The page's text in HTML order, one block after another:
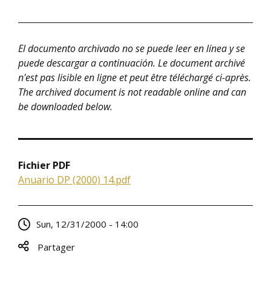
El documento archivado no se puede leer en línea y se
puede descargar a continuación. Le document archivé
n'est pas lisible en ligne et peut être téléchargé ci-après.
The archived document is not readable online and can
be downloaded below.
Fichier PDF
Anuario DP (2000) 14.pdf
Sun, 12/31/2000 - 14:00
Partager